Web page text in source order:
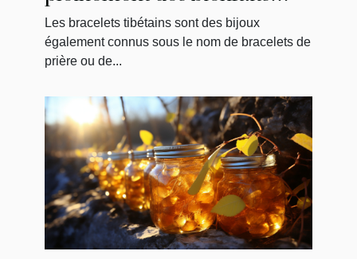
d’un bracelet tibétain ?
Les bracelets tibétains sont des bijoux
également connus sous le nom de bracelets de
prière ou de...